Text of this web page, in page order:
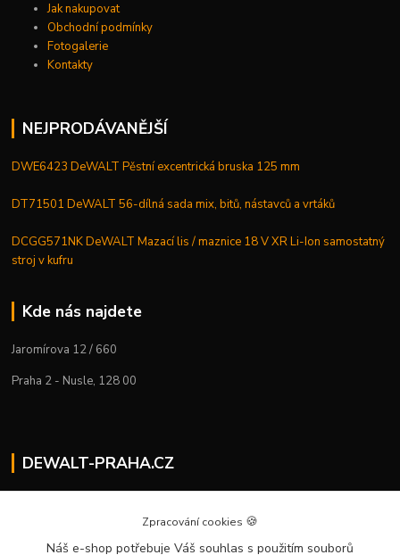
Jak nakupovat
Obchodní podmínky
Fotogalerie
Kontakty
NEJPRODÁVANĚJŠÍ
DWE6423 DeWALT Pěstní excentrická bruska 125 mm
DT71501 DeWALT 56-dílná sada mix, bitů, nástavců a vrtáků
DCGG571NK DeWALT Mazací lis / maznice 18 V XR Li-Ion samostatný
stroj v kufru
Kde nás najdete
Jaromírova 12 / 660
Praha 2 - Nusle, 128 00
DEWALT-PRAHA.CZ
+420 224 936 535
Zpracování cookies 🍪
Náš e-shop potřebuje Váš souhlas s použitím souborů